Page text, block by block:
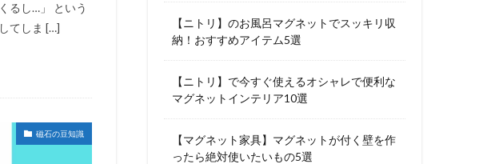
るし…」 という
てしま […]
磁石の豆知識
【ニトリ】のお風呂マグネットでスッキリ収
納！おすすめアイテム5選
【ニトリ】で今すぐ使えるオシャレで便利な
マグネットインテリア10選
【マグネット家具】マグネットが付く壁を作
ったら絶対使いたいもの5選